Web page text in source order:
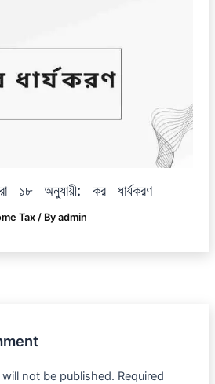
অনুযায়ী: কর ধার্যকরণ
Tax/ By admin
not be published. Required